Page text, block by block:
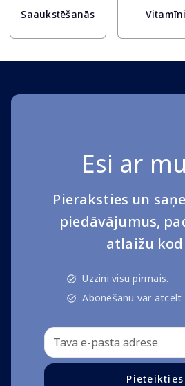
Saaukstēšanās Vitamīni
Esi ar
Pieraksties un
piedāvājumus,
atlaižu
Uzzini visu pirmais.
Abonēšanu var atcelt
Pieteikties